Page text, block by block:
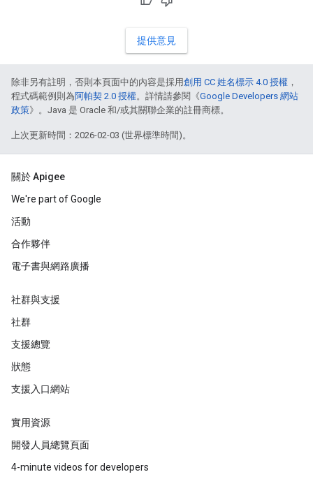
提供意見
除非另有註明，否則本頁面中的內容是採用創用 CC 姓名標示 4.0 授權 ，
程式碼範例則為阿帕契 2.0 授權。詳情請參閱《Google Developers 網站
政策》。Java 是 Oracle 和/或其關聯企業的註冊商標。
上次更新時間：2026-02-03 (世界標準時間)。
關於 Apigee
We're part of Google
活動
合作夥伴
電子書與網路廣播
社群與支援
社群
支援總覽
狀態
支援入口網站
實用資源
開發人員總覽頁面
4-minute videos for developers